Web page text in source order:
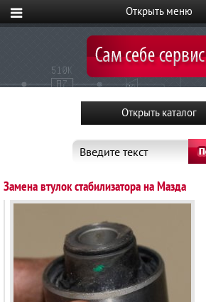
Введите текст
Замена втулок стабилизатора на Мазда